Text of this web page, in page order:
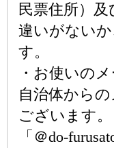
民票住所）及
違いがない
す。
・お使いの
自治体から
ございます。
「＠do-